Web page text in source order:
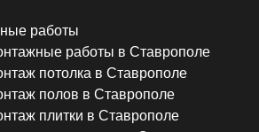
работы
работы в Ставрополе
потолка в Ставрополе
полов в Ставрополе
плитки в Ставрополе